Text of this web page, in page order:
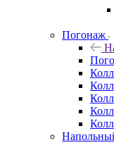
Погонаж